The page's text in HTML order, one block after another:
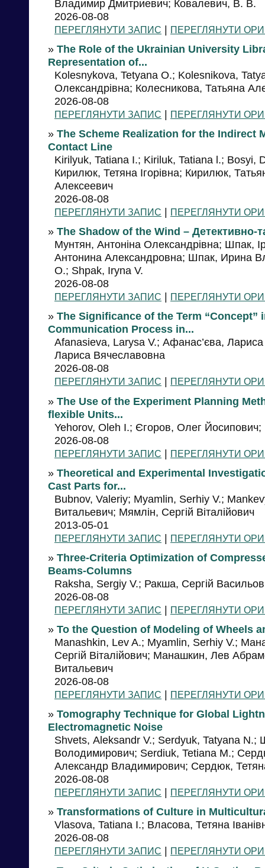
Владимир Дмитриевич; Ковалевич, В. В.
2026-08-08
ПЕРЕГЛЯНУТИ ЗАПИС | ПЕРЕГЛЯНУТИ
» The Role of the Ukrainian University
Representation of...
Kolesnykova, Tetyana O.; Kolesnikova,
Олександрівна; Колесникова, Татьяна
2026-08-08
ПЕРЕГЛЯНУТИ ЗАПИС | ПЕРЕГЛЯНУТИ
» The Scheme Realization for the Indirect
Contact Line
Kirilyuk, Tatiana I.; Kiriluk, Tatiana l.; Bosyi,
Кирилюк, Тетяна Ігорівна; Кирилюк,
Алексеевич
2026-08-08
ПЕРЕГЛЯНУТИ ЗАПИС | ПЕРЕГЛЯНУТИ
» The Shadow of the Wind – Детективно-
Мунтян, Антоніна Олександрівна; Шпак,
Антонина Александровна; Шпак, Ирина
O.; Shpak, Iryna V.
2026-08-08
ПЕРЕГЛЯНУТИ ЗАПИС | ПЕРЕГЛЯНУТИ
» The Significance of the Term “Concept”
Communication Process in...
Afanasieva, Larysa V.; Афанас’єва,
Лариса Вячеславовна
2026-08-08
ПЕРЕГЛЯНУТИ ЗАПИС | ПЕРЕГЛЯНУТИ
» The Use of the Experiment Planning
flexible Units...
Yehorov, Oleh I.; Єгоров, Олег
2026-08-08
ПЕРЕГЛЯНУТИ ЗАПИС | ПЕРЕГЛЯНУТИ
» Theoretical and Experimental
Cast Parts for...
Bubnov, Valeriy; Myamlin, Serhiy V.;
Витальевич; Мямлін, Сергій Віталійович
2013-05-01
ПЕРЕГЛЯНУТИ ЗАПИС | ПЕРЕГЛЯНУТИ
» Three-Criteria Optimization of
Beams-Columns
Raksha, Sergiy V.; Ракша, Сергій
2026-08-08
ПЕРЕГЛЯНУТИ ЗАПИС | ПЕРЕГЛЯНУТИ
» To the Question of Modeling of Wheels
Manashkin, Lev A.; Myamlin, Serhiy V.;
Сергій Віталійович; Манашкин, Лев
Витальевич
2026-08-08
ПЕРЕГЛЯНУТИ ЗАПИС | ПЕРЕГЛЯНУТИ
» Tomography Technique for Global
Electromagnetic Noise
Shvets, Аleksandr V.; Serdyuk, Tatyana
Володимирович; Serdiuk, Tetiana M.;
Александр Владимирович; Сердюк,
2026-08-08
ПЕРЕГЛЯНУТИ ЗАПИС | ПЕРЕГЛЯНУТИ
» Transformations of Culture in
Vlasova, Tatiana I.; Власова, Тетяна
2026-08-08
ПЕРЕГЛЯНУТИ ЗАПИС | ПЕРЕГЛЯНУТИ